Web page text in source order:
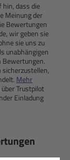
dass die
Meinung der
Bewertungen
wir geben sie
sie uns zu
unabhängigen
Bewertungen.
Mehr
Trustpilot
Einladung